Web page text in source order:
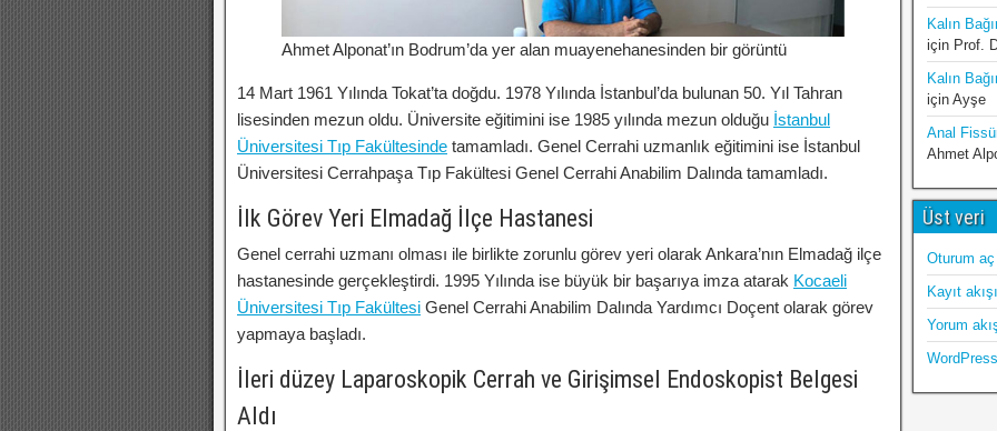
Ahmet Alponat’ın Bodrum’da yer alan muayenehanesinden bir görüntü
14 Mart 1961 Yılında Tokat’ta doğdu. 1978 Yılında İstanbul’da bulunan 50. Yıl Tahran
lisesinden mezun oldu. Üniversite eğitimini ise 1985 yılında mezun olduğu İstanbul
Üniversitesi Tıp Fakültesinde tamamladı. Genel Cerrahi uzmanlık eğitimini ise İstanbul
Üniversitesi Cerrahpaşa Tıp Fakültesi Genel Cerrahi Anabilim Dalında tamamladı.
İlk Görev Yeri Elmadağ İlçe Hastanesi
Genel cerrahi uzmanı olması ile birlikte zorunlu görev yeri olarak Ankara’nın Elmadağ ilçe
hastanesinde gerçekleştirdi. 1995 Yılında ise büyük bir başarıya imza atarak Kocaeli
Üniversitesi Tıp Fakültesi Genel Cerrahi Anabilim Dalında Yardımcı Doçent olarak görev
yapmaya başladı.
İleri düzey Laparoskopik Cerrah ve Girişimsel Endoskopist Belgesi
Aldı
Kalın
için Prof.
Kalın
için Ayşe
Anal
Ahmet
Üst veri
Oturum aç
Kayıt akışı
Yorum